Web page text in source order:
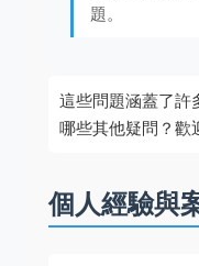
題。
這些問題涵蓋了許
哪些其他疑問？歡
個人經驗與